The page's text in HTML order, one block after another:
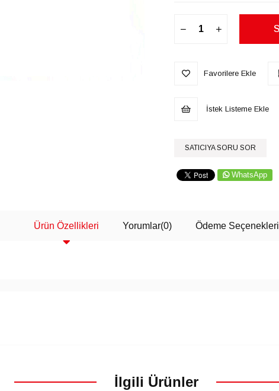
Favorilere Ekle
İstek Listeme Ekle
SATICIYA SORU SOR
WhatsApp
Ürün Özellikleri Yorumlar(0) Ödeme Seçenekleri
İlgili Ürünler